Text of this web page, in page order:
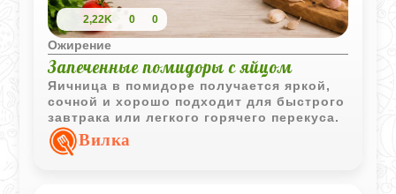
2,22K 0 0
Ожирение
Запеченные помидоры с яйцом
Яичница в помидоре получается яркой,
сочной и хорошо подходит для быстрого
завтрака или легкого горячего перекуса.
Вилка